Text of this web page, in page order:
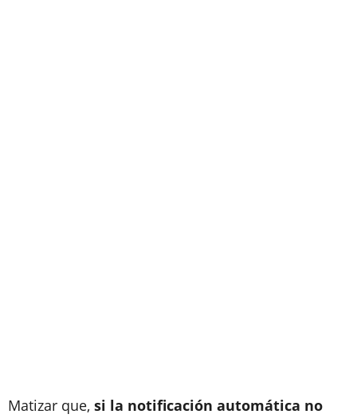
Matizar que, si la notificación automática no